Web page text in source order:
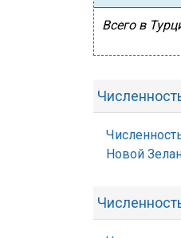
Всего в
Новой